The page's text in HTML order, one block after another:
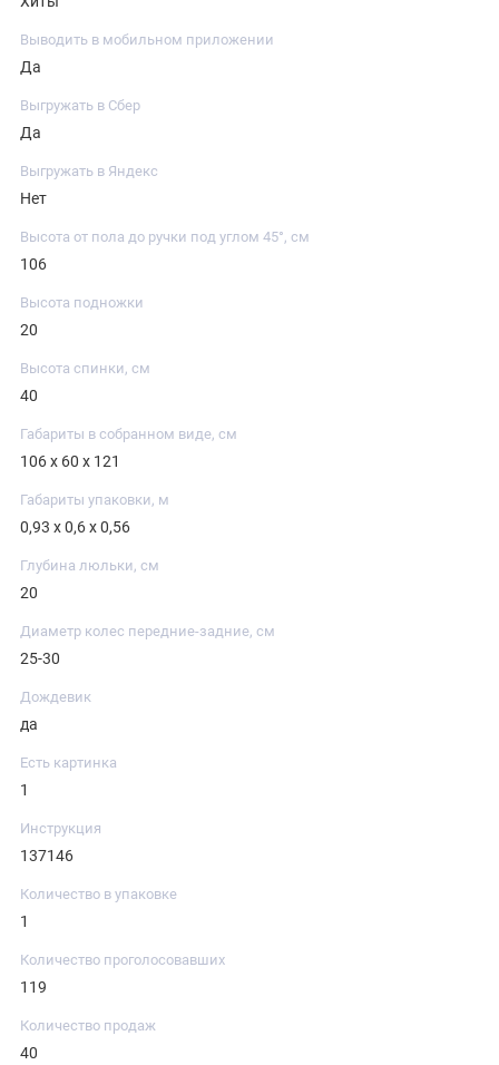
Выводить в мобильном приложении
Да
Выгружать в Сбер
Да
Выгружать в Яндекс
Нет
Высота от пола до ручки под углом 45°, см
106
Высота подножки
20
Высота спинки, см
40
Габариты в собранном виде, см
106 х 60 х 121
Габариты упаковки, м
0,93 х 0,6 х 0,56
Глубина люльки, см
20
Диаметр колес передние-задние, см
25-30
Дождевик
да
Есть картинка
1
Инструкция
137146
Количество в упаковке
1
Количество проголосовавших
119
Количество продаж
40